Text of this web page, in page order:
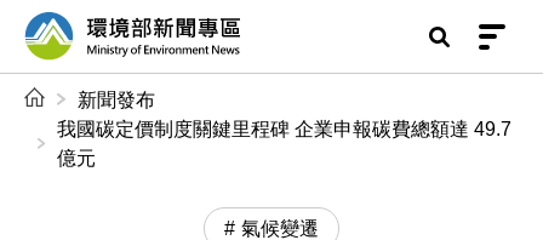
前往中央內容區塊
環境部新聞專區
新聞發布
我國碳定價制度關鍵里程碑 企業申報碳費總額達 49.7
億元
氣候變遷